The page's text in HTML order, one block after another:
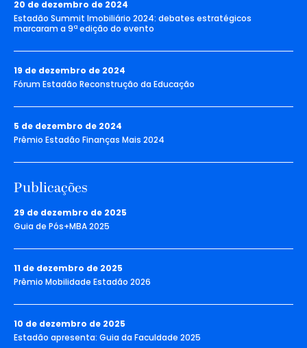
20 de dezembro de 2024
Estadão Summit Imobiliário 2024: debates estratégicos
marcaram a 9ª edição do evento
19 de dezembro de 2024
Fórum Estadão Reconstrução da Educação
5 de dezembro de 2024
Prêmio Estadão Finanças Mais 2024
Publicações
29 de dezembro de 2025
Guia de Pós+MBA 2025
11 de dezembro de 2025
Prêmio Mobilidade Estadão 2026
10 de dezembro de 2025
Estadão apresenta: Guia da Faculdade 2025